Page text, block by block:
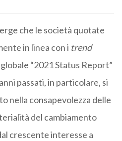
che le società quotate
in linea con i trend
“2021 Status Report”
passati, in particolare, si
nella consapevolezza delle
del cambiamento
crescente interesse a